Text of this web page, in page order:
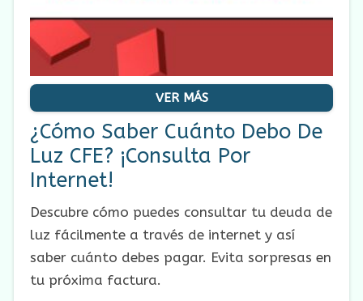
VER MÁS
¿Cómo Saber Cuánto Debo De
Luz CFE? ¡Consulta Por
Internet!
Descubre cómo puedes consultar tu deuda de
luz fácilmente a través de internet y así
saber cuánto debes pagar. Evita sorpresas en
tu próxima factura.